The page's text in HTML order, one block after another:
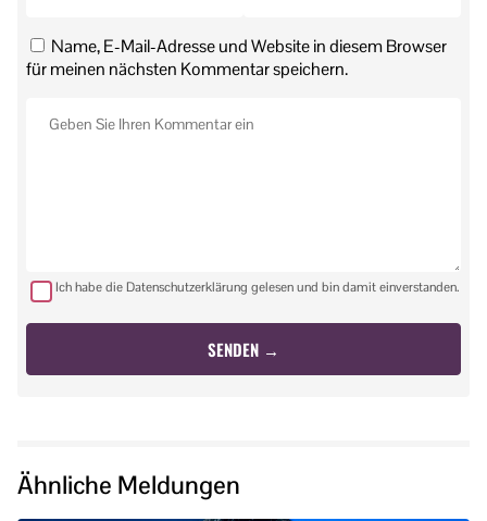
Name, E-Mail-Adresse und Website in diesem Browser
für meinen nächsten Kommentar speichern.
Ich habe die Datenschutzerklärung gelesen und bin damit einverstanden.
Ähnliche Meldungen